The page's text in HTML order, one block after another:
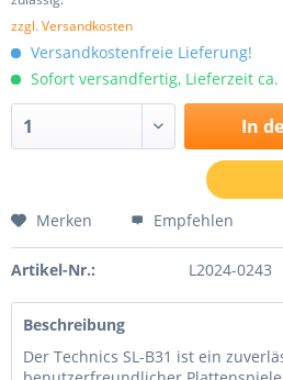
zzgl. Versandkosten
Versandkostenfreie Lieferung!
Sofort versandfertig, Lieferzeit ca.
In
Merken Empfehlen
Artikel-Nr.: L2024-0243
Beschreibung
Der Technics SL-B31 ist ein